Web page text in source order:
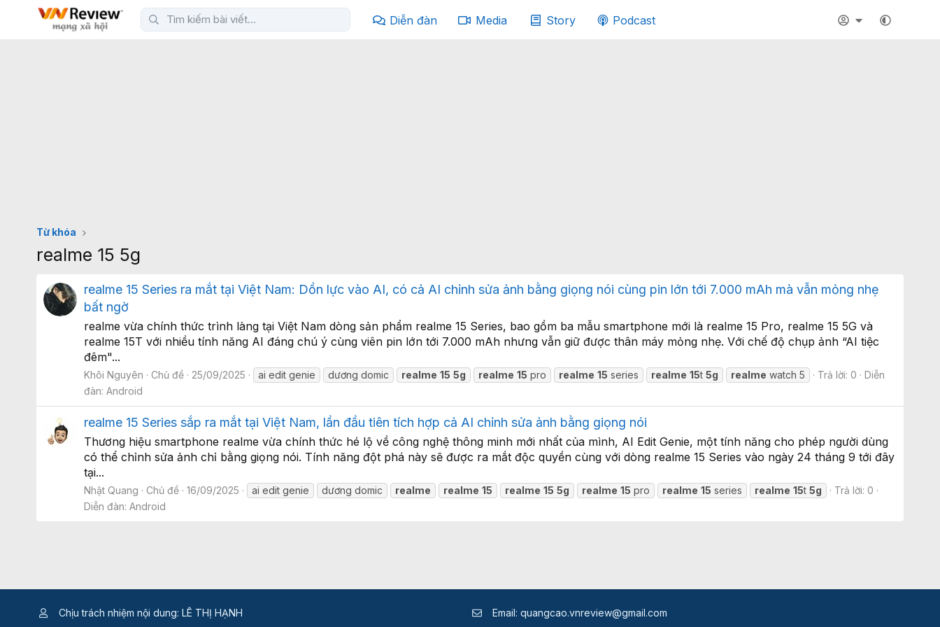
Diễn đàn Media Story Podcast
Từ khóa
realme 15 5g
realme 15 Series ra mắt tại Việt Nam: Dồn lực vào AI, có cả AI chỉnh sửa ảnh bằng giọng nói cùng pin lớn tới 7.000 mAh mà vẫn mỏng nhẹ
bất ngờ
realme vừa chính thức trình làng tại Việt Nam dòng sản phẩm realme 15 Series, bao gồm ba mẫu smartphone mới là realme 15 Pro, realme 15 5G và
realme 15T với nhiều tính năng AI đáng chú ý cùng viên pin lớn tới 7.000 mAh nhưng vẫn giữ được thân máy mỏng nhẹ. Với chế độ chụp ảnh “AI tiệc
đêm"...
Khôi Nguyên Chủ đề 25/09/2025 ai edit genie dương domic realme 15 5g realme 15 pro realme 15 series realme 15t 5g realme watch 5 Trả lời: 0
Diễn
đàn: Android
realme 15 Series sắp ra mắt tại Việt Nam, lần đầu tiên tích hợp cả AI chỉnh sửa ảnh bằng giọng nói
Thương hiệu smartphone realme vừa chính thức hé lộ về công nghệ thông minh mới nhất của mình, AI Edit Genie, một tính năng cho phép người dùng
có thể chỉnh sửa ảnh chỉ bằng giọng nói. Tính năng đột phá này sẽ được ra mắt độc quyền cùng với dòng realme 15 Series vào ngày 24 tháng 9 tới đây
tại...
Nhật Quang Chủ đề 16/09/2025 ai edit genie dương domic realme realme 15 realme 15 5g realme 15 pro realme 15 series realme 15t 5g
Trả lời: 0
Diễn đàn: Android
Chịu trách nhiệm nội dung: LÊ THỊ HẠNH Email: quangcao.vnreview@gmail.com